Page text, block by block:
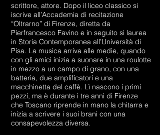
scrittore, attore. Dopo il liceo classico si
iscrive all’Accademia di recitazione
“Oltrarno” di Firenze, diretta da
Pierfrancesco Favino e in seguito si laurea
in Storia Contemporanea all’Università di
Pisa. La musica arriva alle medie, quando
con gli amici inizia a suonare in una roulotte
in mezzo a un campo di grano, con una
batteria, due amplificatori e una
macchinetta del caffè. Lì nascono i primi
pezzi, ma è durante i tre anni di Firenze
che Toscano riprende in mano la chitarra e
inizia a scrivere i suoi brani con una
consapevolezza diversa.